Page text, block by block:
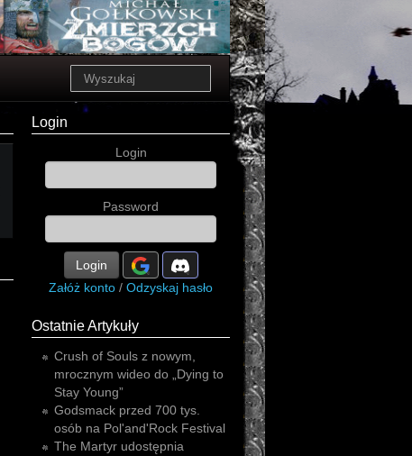
Login
Login
Password
Login
Załóż konto / Odzyskaj hasło
Ostatnie Artykuły
Crush of Souls z nowym,
mrocznym wideo do „Dying to
Stay Young”
Godsmack przed 700 tys.
osób na Pol'and'Rock Festival
The Martyr udostępnia